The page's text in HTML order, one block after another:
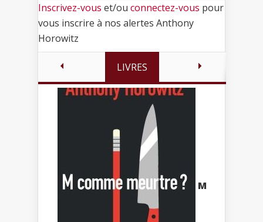
Inscrivez-vous et/ou connectez-vous pour
vous inscrire à nos alertes Anthony
Horowitz
LIVRES
M